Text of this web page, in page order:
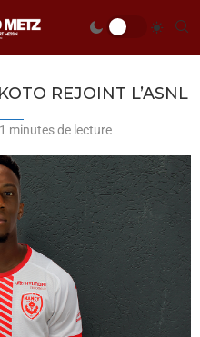
REJOINT L’ASNL
1 minutes de lecture